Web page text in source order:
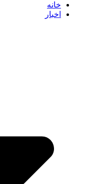
خانه
اخبار